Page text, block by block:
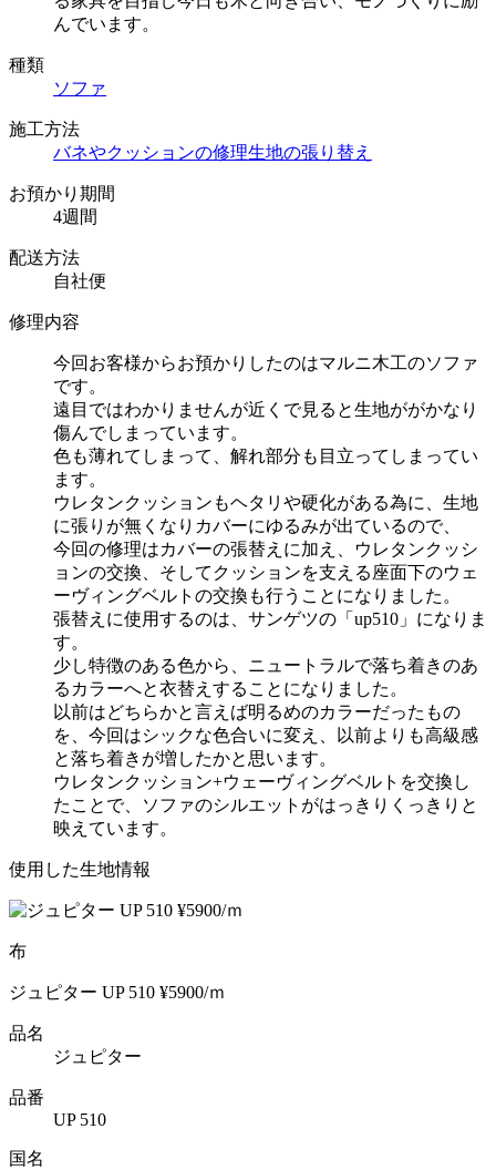
んでいます。
種類
ソファ
施工方法
バネやクッションの修理生地の張り替え
お預かり期間
4週間
配送方法
自社便
修理内容
今回お客様からお預かりしたのはマルニ木工のソファ
です。
遠目ではわかりませんが近くで見ると生地ががかなり
傷んでしまっています。
色も薄れてしまって、解れ部分も目立ってしまってい
ます。
ウレタンクッションもヘタリや硬化がある為に、生地
に張りが無くなりカバーにゆるみが出ているので、
今回の修理はカバーの張替えに加え、ウレタンクッシ
ョンの交換、そしてクッションを支える座面下のウェ
ーヴィングベルトの交換も行うことになりました。
張替えに使用するのは、サンゲツの「up510」になりま
す。
少し特徴のある色から、ニュートラルで落ち着きのあ
るカラーへと衣替えすることになりました。
以前はどちらかと言えば明るめのカラーだったもの
を、今回はシックな色合いに変え、以前よりも高級感
と落ち着きが増したかと思います。
ウレタンクッション+ウェーヴィングベルトを交換し
たことで、ソファのシルエットがはっきりくっきりと
映えています。
使用した生地情報
布
ジュピター UP 510 ¥5900/ｍ
品名
ジュピター
品番
UP 510
国名